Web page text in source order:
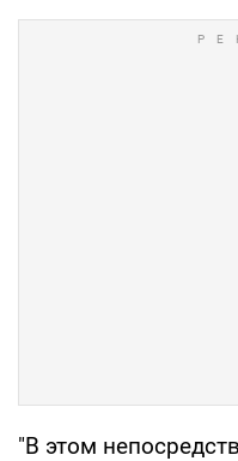
"В этом